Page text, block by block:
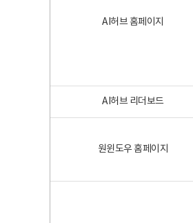
AI허브 홈페이지
AI허브 리더보드
원윈도우 홈페이지